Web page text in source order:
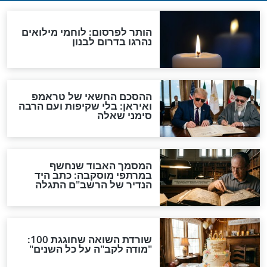
במכתב מיוחד על
"זכינו לראות
ה’ גבר עלינו"
קורונה -הרב זמיר כהן בדברי
חיזוק